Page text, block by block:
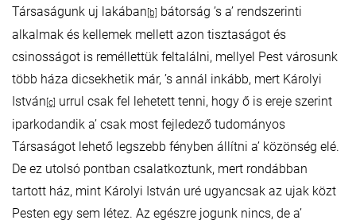
Társaságunk uj lakában [b]
bátorság ’s a’ rendszerinti
alkalmak és kellemek mellett azon tisztaságot és
csinosságot is reméllettük feltalálni, mellyel Pest városunk
több háza dicsekhetik már, ’s annál inkább, mert Károlyi
István [c] urrul csak fel lehetett tenni, hogy ő is ereje szerint
iparkodandik a’ csak most fejledező tudományos
Társaságot lehető legszebb fényben állítni a’ közönség elé.
De ez utolsó pontban csalatkoztunk, mert rondábban
tartott ház, mint Károlyi István uré ugyancsak az ujak közt
Pesten egy sem létez. Az egészre jogunk nincs, de a’